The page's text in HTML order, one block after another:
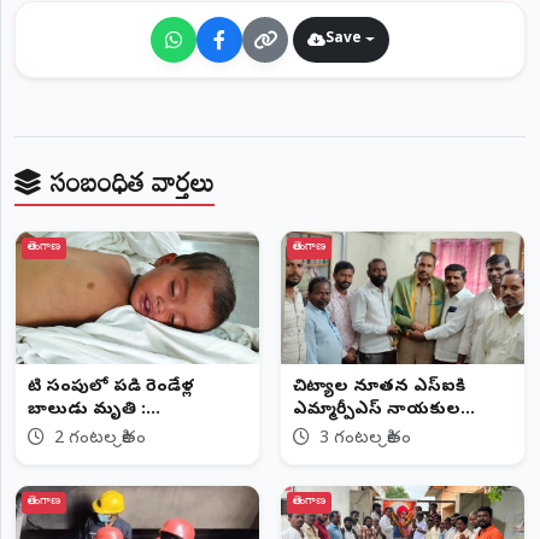
Save
సంబంధిత వార్తలు
తెలంగాణ
నీటి సంపులో పడి రెండేళ్ల
బాలుడు మృతి :
చెరువుగట్టులో విషాదం
2 గంటల క్రితం
తెలంగాణ
చిట్యాల నూతన ఎస్ఐకి
ఎమ్మార్పీఎస్ నాయకుల
శుభాకాంక్షలు
3 గంటల క్రితం
తెలంగాణ తెలంగాణ